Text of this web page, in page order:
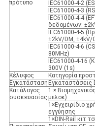
πρότυπο
IEC61000-4-2
IEC61000-4-3
IEC61000-4-4
δεδομένων:
IEC61000-4-5
±2kV/DM, ±4kV/
IEC61000-4-6
80MHz)
IEC61000-4-16
300V (1s)
Κέλυφος
Κατηγορία
Εγκατάσταση Εγκαταστάσεις
Κατάλογος
συσκευασίας
1 ×
μπλοκ)
1×Εγχειρίδιο
εγγύησης
1×DIN-Rail κιτ